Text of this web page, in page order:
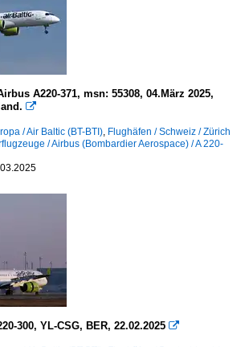
A220-371, msn: 55308, 04.März 2025,

/ Air Baltic (BT-BTI) Flughäfen / Schweiz / Zürich
/ Airbus (Bombardier Aerospace) / A 220-
300, YL-CSG, BER, 22.02.2025 